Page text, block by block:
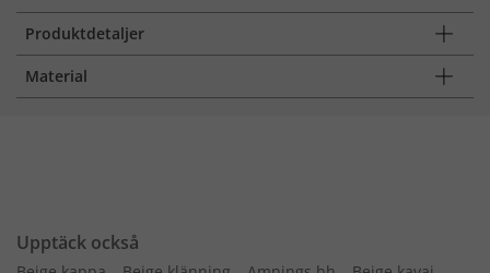
Produktdetaljer
Material
Upptäck också